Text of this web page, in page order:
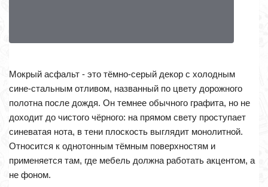
Мокрый асфальт - это тёмно-серый декор с холодным
сине-стальным отливом, названный по цвету дорожного
полотна после дождя. Он темнее обычного графита, но не
доходит до чистого чёрного: на прямом свету проступает
синеватая нота, в тени плоскость выглядит монолитной.
Относится к однотонным тёмным поверхностям и
применяется там, где мебель должна работать акцентом, а
не фоном.